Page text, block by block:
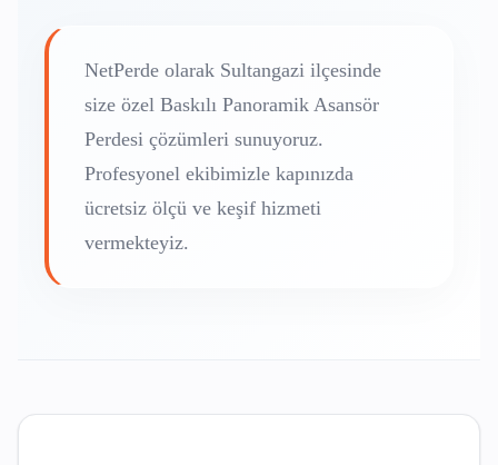
NetPerde olarak Sultangazi ilçesinde
size özel Baskılı Panoramik Asansör
Perdesi çözümleri sunuyoruz.
Profesyonel ekibimizle kapınızda
ücretsiz ölçü ve keşif hizmeti
vermekteyiz.